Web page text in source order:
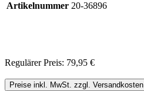
Artikelnummer 20-36896
Regulärer Preis: 79,95 €
Preise inkl. MwSt. zzgl. Versandkosten